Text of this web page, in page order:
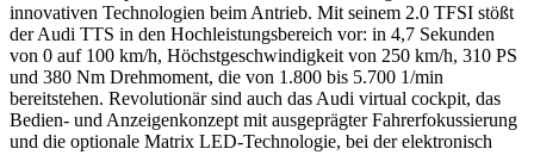
innovativen Technologien beim Antrieb. Mit seinem 2.0 TFSI stößt
der Audi TTS in den Hochleistungsbereich vor: in 4,7 Sekunden
von 0 auf 100 km/h, Höchstgeschwindigkeit von 250 km/h, 310 PS
und 380 Nm Drehmoment, die von 1.800 bis 5.700 1/min
bereitstehen. Revolutionär sind auch das Audi virtual cockpit, das
Bedien- und Anzeigenkonzept mit ausgeprägter Fahrerfokussierung
und die optionale Matrix LED-Technologie, bei der elektronisch